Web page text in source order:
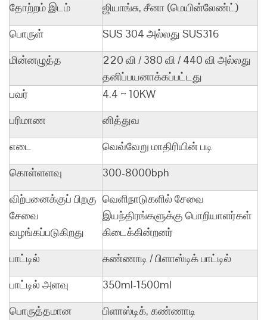
தோற்றம் இடம்
ஜியாங்சு, சீனா (மெயின்லேண்ட்)
பொருள்
SUS 304 அல்லது SUS316
மின்னழுத்த
220 வி / 380 வி / 440 வி அல்லது
தனிப்பயனாக்கப்பட்டது
பவர்
4.4 ~ 10KW
பரிமாண
னித்துவ
எடை
வெவ்வேறு மாதிரியின் படி
கொள்ளளவு
300-8000bph
விற்பனைக்குப் பிறகு
சேவை
வழங்கப்படுகிறது
வெளிநாடுகளில் சேவை
இயந்திரங்களுக்கு பொறியாளர்கள்
கிடைக்கின்றனர்
பாட்டில்
கண்ணாடி / பிளாஸ்டிக் பாட்டில்
பாட்டில் அளவு
350ml-1500ml
பொருத்தமான
பிளாஸ்டிக், கண்ணாடி